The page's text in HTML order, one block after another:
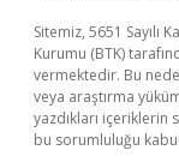
Sitemiz, 5651 Sayılı
Kurumu (BTK)
vermektedir. Bu
veya araştırma
yazdıkları
bu sorumluluğu